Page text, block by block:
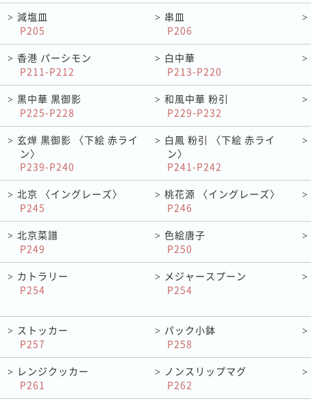
> 減塩皿
P205
> 串皿
P206
>
> 香港 パーシモン
P211-P212
> 白中華
P213-P220
>
> 黒中華 黒御影
P225-P228
> 和風中華 粉引
P229-P232
>
> 玄燁 黒御影 〈下絵 赤ライ
ン〉
P239-P240
> 白鳳 粉引 〈下絵 赤ライ
ン〉
P241-P242
>
> 北京 〈イングレーズ〉
P245
> 桃花源 〈イングレーズ〉
P246
>
> 北京菜譜
P249
> 色絵唐子
P250
>
> カトラリー
P254
> メジャースプーン
P254
>
> ストッカー
P257
> パック小鉢
P258
>
> レンジクッカー
P261
> ノンスリップマグ
P262
>